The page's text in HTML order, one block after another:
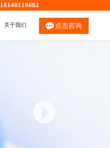
18140119082
关于我们 点击咨询